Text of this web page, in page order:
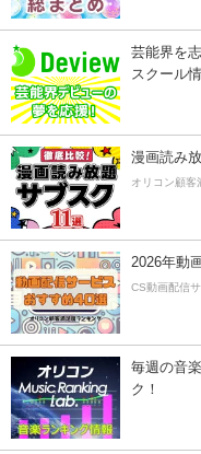
芸能界を
スクール
漫画読み
オリコン顧客
2026年動
CS動画配信
毎週の音
ク！